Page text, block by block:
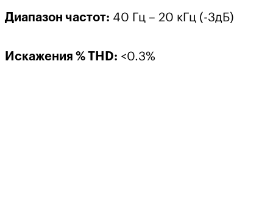
Диапазон частот: 40 Гц – 20 кГц (-3дБ)
Искажения % THD: <0.3%